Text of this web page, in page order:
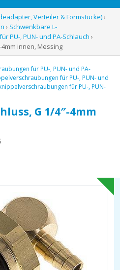
Verteiler & Formstücke)›
› Schwenkbare L-
PU-, PUN- und PA-Schlauch ›
innen, Messing
für PU-, PUN- und PA-
für PU-, PUN- und
für PU-, PUN-
G 1/4″-4mm